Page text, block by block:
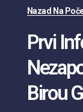
Nazad Na
Prvi
Birou